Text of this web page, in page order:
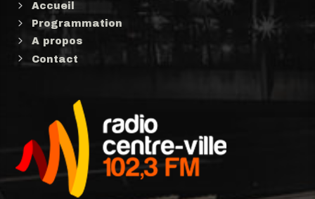
Accueil
Programmation
A propos
Contact